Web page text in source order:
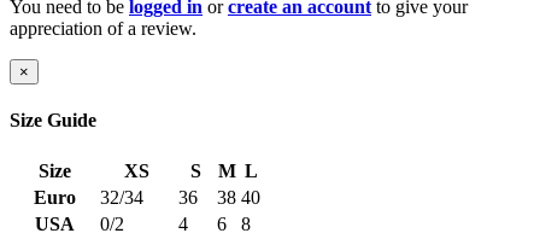
You need to be logged in orcreate an account to give your
appreciation of a review.
×
Size Guide
Size XS S M L
Euro
32/34 36 38 40
USA
0/2 4 6
8